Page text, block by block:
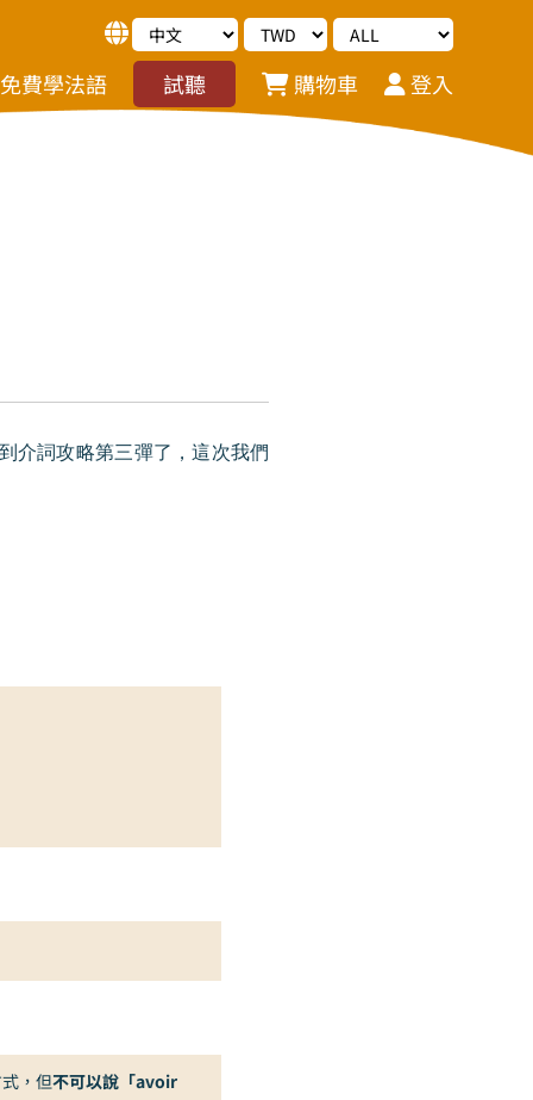
免費學法語 試聽 購物車 登入
介詞攻略第三彈了，這次我們
，但不可以說「avoir